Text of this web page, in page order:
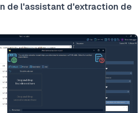
de l'assistant d'extraction de